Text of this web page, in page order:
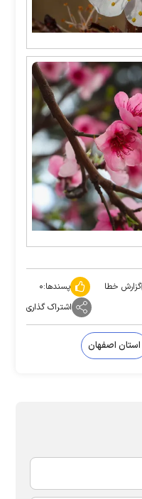
گزارش خطا پسندها:۰
اشتراک گذاری
استان اصفهان